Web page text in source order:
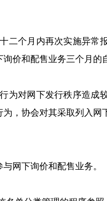
二个月内再次实施异常
价和配售业务三个月的
为对网下发行秩序造成
，协会对其采取列入
网下询价和配售业务。